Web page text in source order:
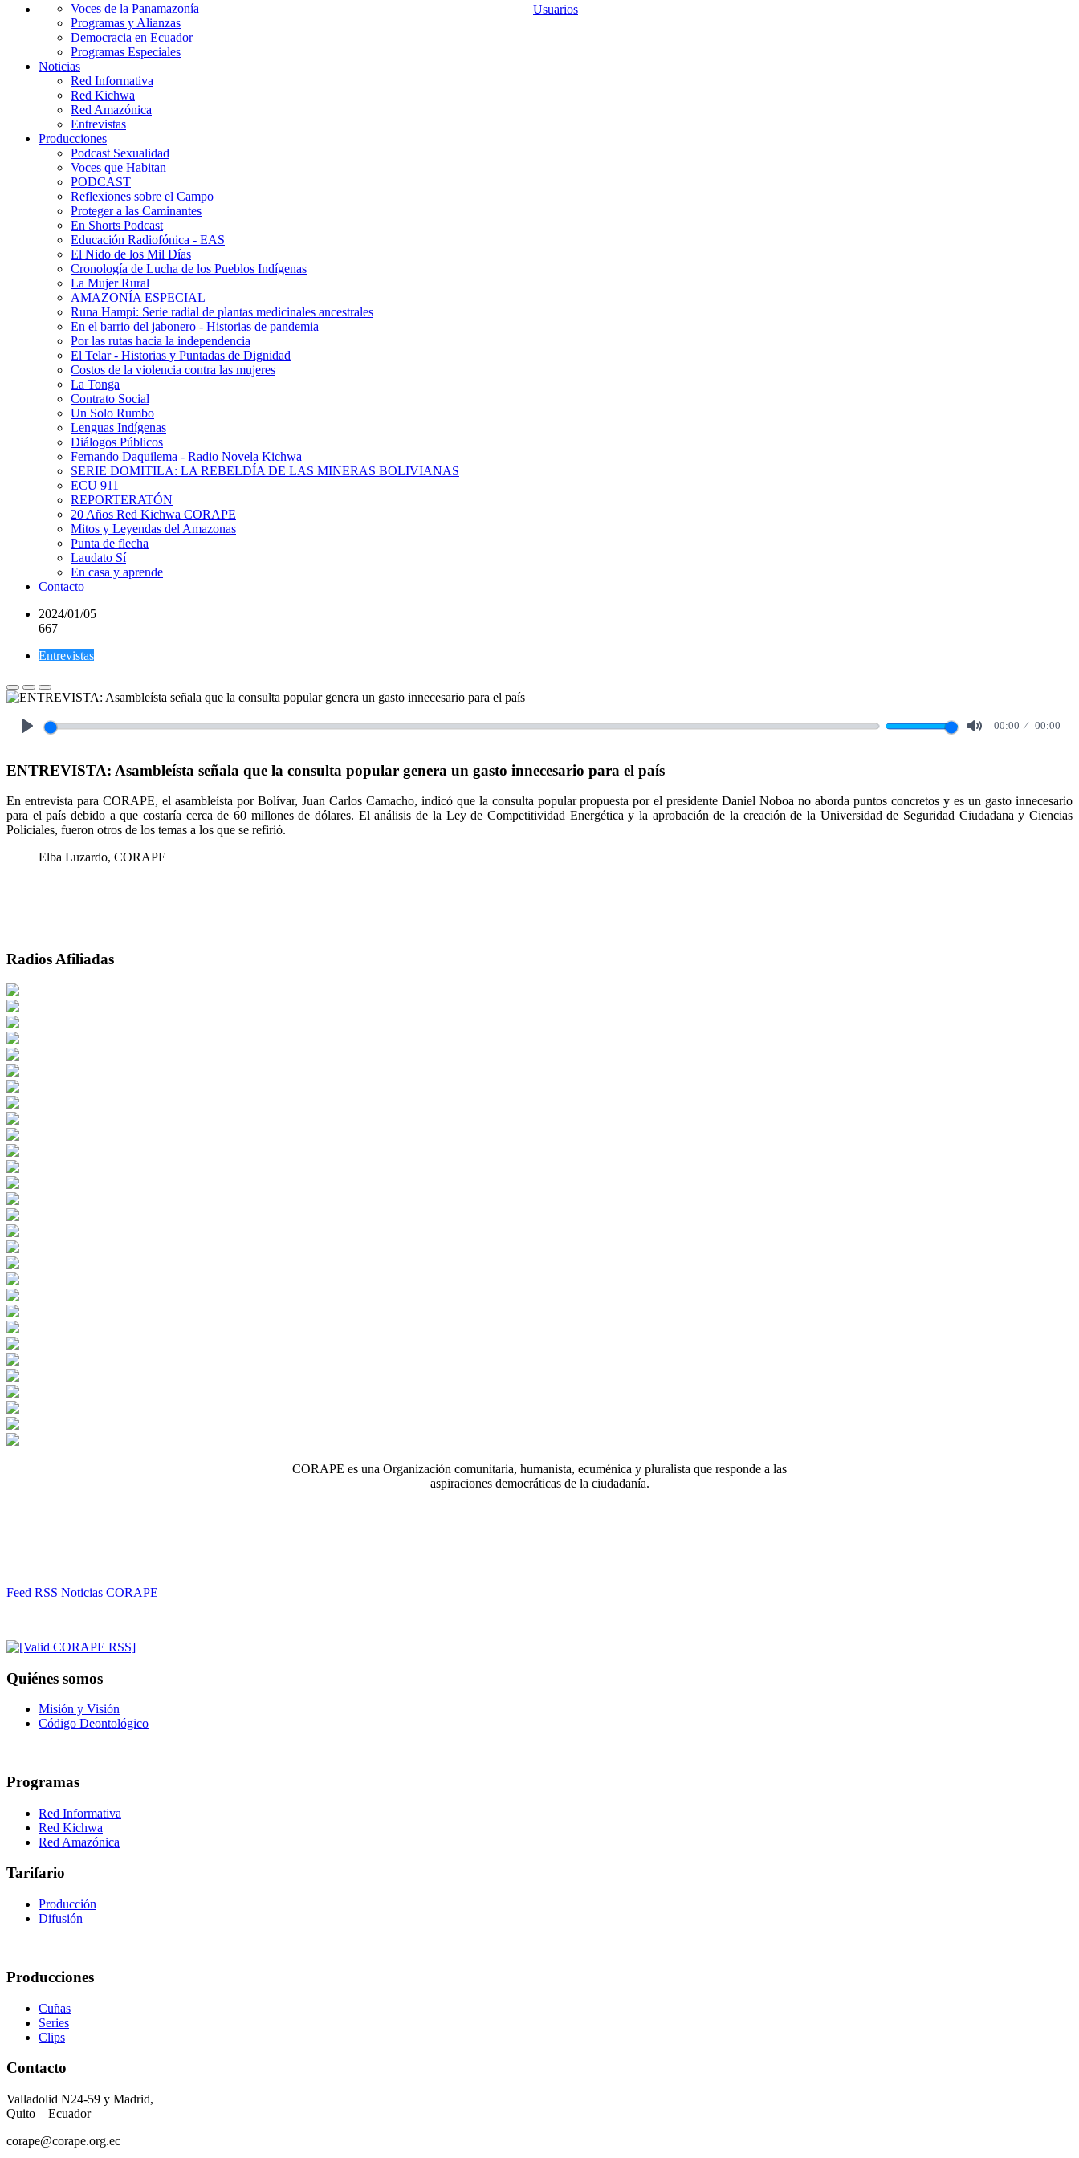
Usuarios
Voces de la Panamazonía
Programas y Alianzas
Democracia en Ecuador
Programas Especiales
Noticias
Red Informativa
Red Kichwa
Red Amazónica
Entrevistas
Producciones
Podcast Sexualidad
Voces que Habitan
PODCAST
Reflexiones sobre el Campo
Proteger a las Caminantes
En Shorts Podcast
Educación Radiofónica - EAS
El Nido de los Mil Días
Cronología de Lucha de los Pueblos Indígenas
La Mujer Rural
AMAZONÍA ESPECIAL
Runa Hampi: Serie radial de plantas medicinales ancestrales
En el barrio del jabonero - Historias de pandemia
Por las rutas hacia la independencia
El Telar - Historias y Puntadas de Dignidad
Costos de la violencia contra las mujeres
La Tonga
Contrato Social
Un Solo Rumbo
Lenguas Indígenas
Diálogos Públicos
Fernando Daquilema - Radio Novela Kichwa
SERIE DOMITILA: LA REBELDÍA DE LAS MINERAS BOLIVIANAS
ECU 911
REPORTERATÓN
20 Años Red Kichwa CORAPE
Mitos y Leyendas del Amazonas
Punta de flecha
Laudato Sí
En casa y aprende
Contacto
2024/01/05
667
Entrevistas
00:00 00:00
ENTREVISTA: Asambleísta señala que la consulta popular genera un gasto innecesario para el país
En entrevista para CORAPE, el asambleísta por Bolívar, Juan Carlos Camacho, indicó que la consulta popular propuesta por el presidente Daniel Noboa no aborda puntos concretos y es un gasto innecesario
para el país debido a que costaría cerca de 60 millones de dólares. El análisis de la Ley de Competitividad Energética y la aprobación de la creación de la Universidad de Seguridad Ciudadana y Ciencias
Policiales, fueron otros de los temas a los que se refirió.
Elba Luzardo, CORAPE
Radios Afiliadas
CORAPE es una Organización comunitaria, humanista, ecuménica y pluralista que responde a las
aspiraciones democráticas de la ciudadanía.
Feed RSS Noticias CORAPE
Quiénes somos
Misión y Visión
Código Deontológico
Programas
Red Informativa
Red Kichwa
Red Amazónica
Tarifario
Producción
Difusión
Producciones
Cuñas
Series
Clips
Contacto
Valladolid N24-59 y Madrid,
Quito – Ecuador
corape@corape.org.ec